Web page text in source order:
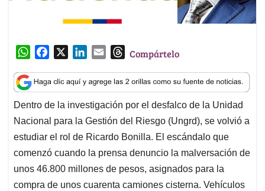
W
a
t
s
A
p
p
c
e
b
o
o
k
n
k
e
d
I
n
a
i
l
T
r
e
a
d
s
Compártelo
Dentro de la investigación por el desfalco de la Unidad
Nacional para la Gestión del Riesgo (Ungrd), se volvió a
estudiar el rol de Ricardo Bonilla. El escándalo que
comenzó cuando la prensa denuncio la malversación de
unos 46.800 millones de pesos, asignados para la
compra de unos cuarenta camiones cisterna. Vehículos